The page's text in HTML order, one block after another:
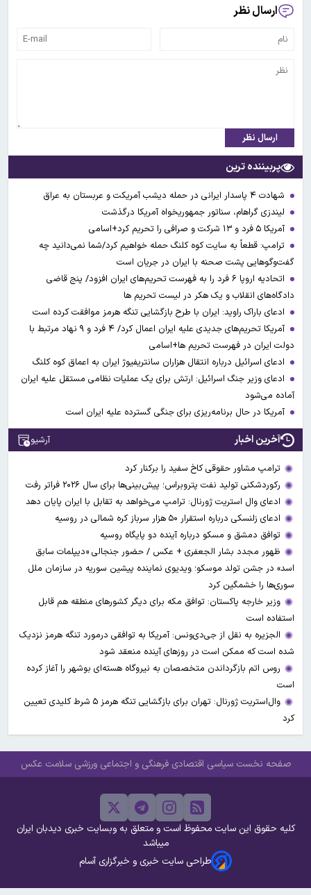
ارسال نظر
ارسال نظر
پربیننده ترین
شهادت ۴ پاسدار ایرانی در حمله دیشب آمریکت و عربستان به عراق
لیندزی گراهام، سناتور جمهوریخواه آمریکا درگذشت
آمریکا ۵ فرد و ۱۳ شرکت و صرافی را تحریم کرد+اسامی
ترامپ: قطعاً به سایت کوه کلنگ حمله خواهیم کرد/شما نمی‌دانید چه
گفت‌وگوهایی پشت صحنه با ایران در جریان است
اتحادیه اروپا ۶ فرد را به فهرست تحریم‌های ایران افزود/ پنج قاضی
دادگاه‌های انقلاب و یک هکر در لیست تحریم ها
ادعای باراک راوید: ایران با طرح بازگشایی تنگه هرمز موافقت کرده است
آمریکا تحریم‌های جدیدی علیه ایران اعمال کرد/ ۴ فرد و ۹ نهاد مرتبط با
دولت ایران در فهرست تحریم ها+اسامی
ادعای اسرائیل درباره انتقال هزاران سانتریفیوژ ایران به اعماق کوه کلنگ
ادعای وزیر جنگ اسرائیل: ارتش برای یک عملیات نظامی مستقل علیه ایران
آماده می‌شود
آمریکا در حال برنامه‌ریزی برای جنگی گسترده‌ علیه ایران است
آخرین اخبار آرشیو
ترامپ مشاور حقوقی کاخ سفید را برکنار کرد
رکوردشکنی تولید نفت پتروبراس؛ پیش‌بینی‌ها برای سال ۲۰۲۶ فراتر رفت
ادعای وال‌ استریت ژورنال: ترامپ می‌خواهد به تقابل با ایران پایان دهد
ادعای زلنسکی درباره استقرار ۵۰ هزار سرباز کره شمالی در روسیه
توافق دمشق و مسکو درباره آینده دو پایگاه روسیه
ظهور مجدد بشار الجعفری + عکس / حضور جنجالی «دیپلمات سابق
اسد» در جشن تولد موسکو؛ ویدیوی نماینده پیشین سوریه در سازمان ملل
سوری‌ها را خشمگین کرد
وزیر خارجه پاکستان: توافق مکه برای دیگر کشورهای منطقه هم قابل
استفاده است
الجزیره به نقل از جی‌دی‌ونس: آمریکا به توافقی درمورد تنگه هرمز نزدیک
شده است که ممکن است در روزهای آینده منعقد شود
روس اتم بازگرداندن متخصصان به نیروگاه هسته‌ای بوشهر را آغاز کرده
است
وال‌استریت ژورنال: تهران برای بازگشایی تنگه هرمز ۵ شرط کلیدی تعیین
کرد
صفحه نخست سیاسی اقتصادی فرهنگی و اجتماعی ورزشی سلامت عکس
کلیه حقوق این سایت محفوظ است و متعلق به وبسایت خبری دیدبان ایران
میباشد
طراحی سایت خبری و خبرگزاری آسام